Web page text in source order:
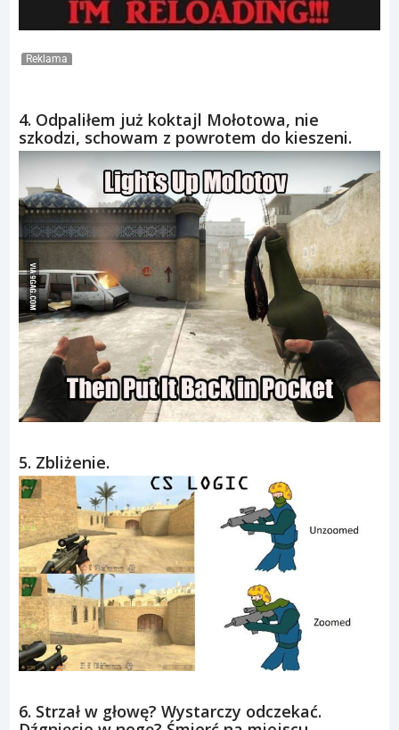
Reklama
4. Odpaliłem już koktajl Mołotowa, nie
szkodzi, schowam z powrotem do kieszeni.
5. Zbliżenie.
6. Strzał w głowę? Wystarczy odczekać.